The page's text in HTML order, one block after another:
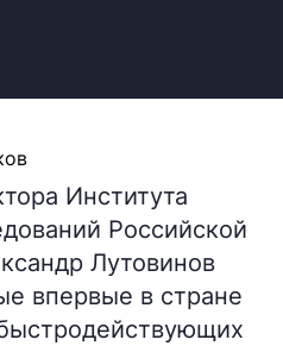
Института
Российской
Лутовинов
впервые в стране